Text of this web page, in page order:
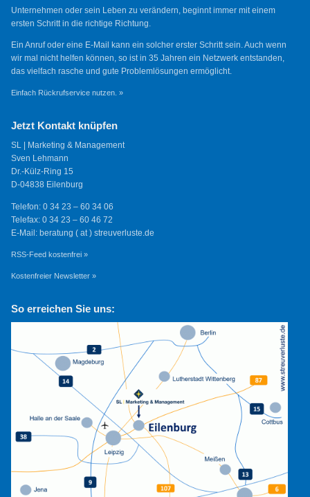
Unternehmen oder sein Leben zu verändern, beginnt immer mit einem
ersten Schritt in die richtige Richtung.
Ein Anruf oder eine E-Mail kann ein solcher erster Schritt sein. Auch wenn
wir mal nicht helfen können, so ist in 35 Jahren ein Netzwerk entstanden,
das vielfach rasche und gute Problemlösungen ermöglicht.
Einfach Rückrufservice nutzen. »
Jetzt Kontakt knüpfen
SL | Marketing & Management
Sven Lehmann
Dr.-Külz-Ring 15
D-04838 Eilenburg
Telefon: 0 34 23 – 60 34 06
Telefax: 0 34 23 – 60 46 72
E-Mail: beratung ( at ) streuverluste.de
RSS-Feed kostenfrei »
Kostenfreier Newsletter »
So erreichen Sie uns: